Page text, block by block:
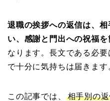
退職の挨拶への返信は、
い、感謝と門出への祝福
なります。長文である必
で十分に気持ちは届きます
この記事では、
相手別の